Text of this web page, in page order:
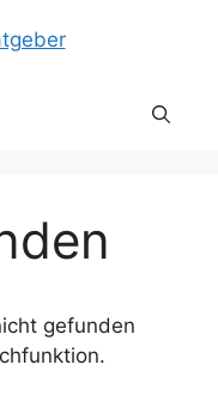
gefunden